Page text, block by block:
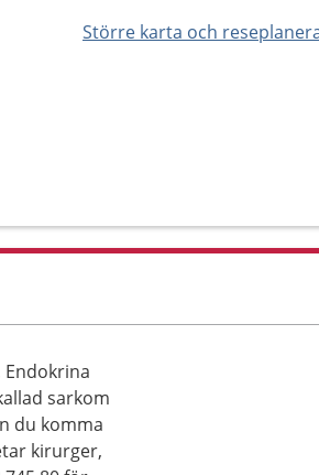
Större karta och
sarkom
du komma
kirurger,